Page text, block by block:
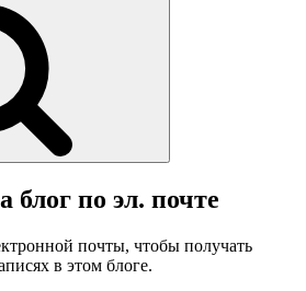
блог по эл. почте
почты, чтобы получать
в этом блоге.